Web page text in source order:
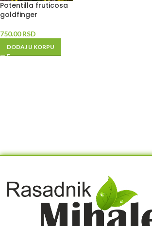
Potentilla fruticosa
goldfinger
750.00RSD
DODAJ U KORPU